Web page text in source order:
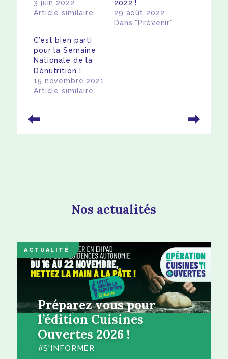
3 juin 2022
Article similaire
2022 !
29 août 2022
Dans "Prévenir"
C’est bien parti
pour la Semaine
Nationale de la
Dénutrition !
15 novembre 2021
Article similaire
Nos actualités
ACTUALITÉ
Préparez vous pour
l’édition Cuisines
Ouvertes 2026 !
S'INFORMER